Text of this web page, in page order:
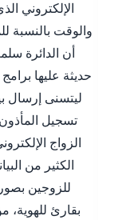
الإلكتروني
والوقت بالنسبة
أن الدائرة
حديثة عليها
ليتسنى إرسال
تسجيل
الزواج
الكثير من
للزوجين
بقارئ للهوية،